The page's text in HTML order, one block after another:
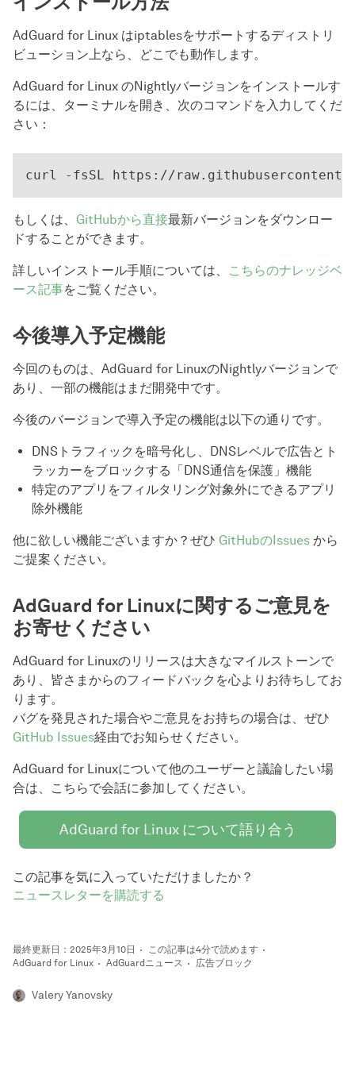
AdGuard for Linux はiptablesをサポートするディストリ
ビューション上なら、どこでも動作します。
AdGuard for Linux のNightlyバージョンをインストールす
るには、ターミナルを開き、次のコマンドを入力してくだ
さい：
もしくは、 GitHubから直接最新バージョンをダウンロー
ドすることができます。
詳しいインストール手順については、
こちらのナレッジベ
ース記事をご覧ください。
今後導入予定機能
今回のものは、AdGuard for LinuxのNightlyバージョンで
あり、一部の機能はまだ開発中です。
今後のバージョンで導入予定の機能は以下の通りです。
DNSトラフィックを暗号化し、DNSレベルで広告とト
ラッカーをブロックする「DNS通信を保護」機能
特定のアプリをフィルタリング対象外にできるアプリ
除外機能
他に欲しい機能ございますか？ぜひ GitHubのIssues から
ご提案ください。
AdGuard for Linuxに関するご意見を
お寄せください
AdGuard for Linuxのリリースは大きなマイルストーンで
あり、皆さまからのフィードバックを心よりお待ちしてお
ります。
バグを発見された場合やご意見をお持ちの場合は、ぜひ
GitHub Issues経由でお知らせください。
AdGuard for Linuxについて他のユーザーと議論したい場
合は、こちらで会話に参加してください。
AdGuard for Linux について語り合う
この記事を気に入っていただけましたか？
ニュースレターを購読する
最終更新日：2025年3月10日
この記事は4分で読めます
AdGuard for Linux
AdGuardニュース 広告ブロック
Valery Yanovsky